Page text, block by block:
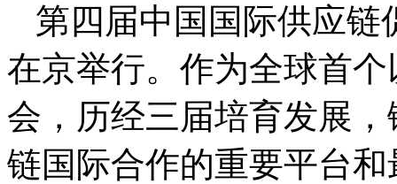
第四届中国国际供应链
在京举行。作为全球首
会，历经三届培育发展
链国际合作的重要平台